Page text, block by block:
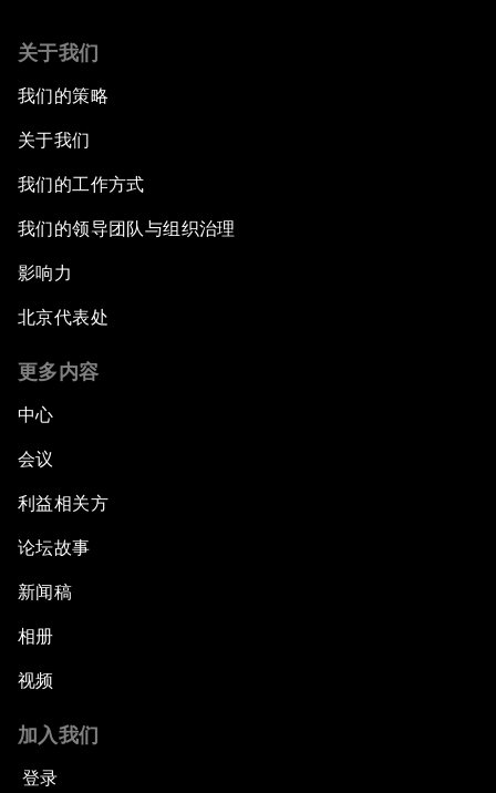
关于我们
我们的策略
关于我们
我们的工作方式
我们的领导团队与组织治理
影响力
北京代表处
更多内容
中心
会议
利益相关方
论坛故事
新闻稿
相册
视频
加入我们
登录